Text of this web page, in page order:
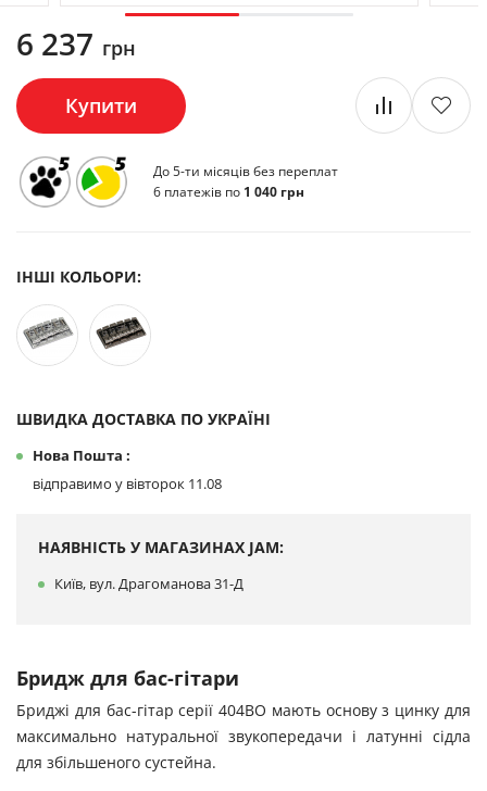
6 237 грн
Купити
До 5-ти місяців без переплат
6 платежів по 1 040 грн
ШВИДКА ДОСТАВКА ПО УКРАЇНІ
Нова Пошта :
відправимо у вівторок 11.08
ІНШІ КОЛЬОРИ:
НАЯВНІСТЬ У МАГАЗИНАХ JAM:
Київ, вул. Драгоманова 31-Д
Бридж для бас-гітари
Бриджі для бас-гітар серії 404BO мають основу з цинку для
максимально натуральної звукопередачи і латунні сідла
для збільшеного сустейна.